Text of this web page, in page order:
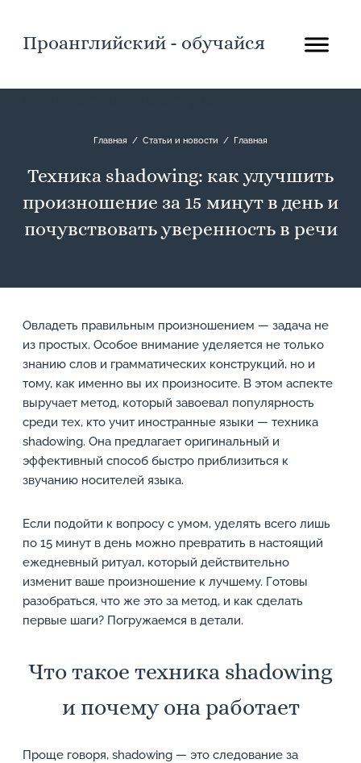
Проанглийский - обучайся
Главная / Статьи и новости / Главная
Техника shadowing: как улучшить
произношение за 15 минут в день и
почувствовать уверенность в речи
Овладеть правильным произношением — задача не
из простых. Особое внимание уделяется не только
знанию слов и грамматических конструкций, но и
тому, как именно вы их произносите. В этом аспекте
выручает метод, который завоевал популярность
среди тех, кто учит иностранные языки — техника
shadowing. Она предлагает оригинальный и
эффективный способ быстро приблизиться к
звучанию носителей языка.
Если подойти к вопросу с умом, уделять всего лишь
по 15 минут в день можно превратить в настоящий
ежедневный ритуал, который действительно
изменит ваше произношение к лучшему. Готовы
разобраться, что же это за метод, и как сделать
первые шаги? Погружаемся в детали.
Что такое техника shadowing
и почему она работает
Проще говоря, shadowing — это следование за